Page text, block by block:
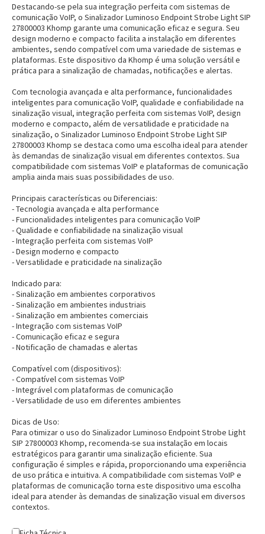
Entrega Flash
Cartão de crédito
Pagamento via Pix
Retire na Loja
Destacando-se pela sua integração perfeita com sistemas de
comunicação VoIP, o Sinalizador Luminoso Endpoint Strobe Light SIP
27800003 Khomp garante uma comunicação eficaz e segura. Seu
design moderno e compacto facilita a instalação em diferentes
ambientes, sendo compatível com uma variedade de sistemas e
plataformas. Este dispositivo da Khomp é uma solução versátil e
prática para a sinalização de chamadas, notificações e alertas.
Com tecnologia avançada e alta performance, funcionalidades
inteligentes para comunicação VoIP, qualidade e confiabilidade na
sinalização visual, integração perfeita com sistemas VoIP, design
moderno e compacto, além de versatilidade e praticidade na
sinalização, o Sinalizador Luminoso Endpoint Strobe Light SIP
27800003 Khomp se destaca como uma escolha ideal para atender
às demandas de sinalização visual em diferentes contextos. Sua
compatibilidade com sistemas VoIP e plataformas de comunicação
amplia ainda mais suas possibilidades de uso.
Principais características ou Diferenciais:
- Tecnologia avançada e alta performance
- Funcionalidades inteligentes para comunicação VoIP
- Qualidade e confiabilidade na sinalização visual
- Integração perfeita com sistemas VoIP
- Design moderno e compacto
- Versatilidade e praticidade na sinalização
Indicado para:
- Sinalização em ambientes corporativos
- Sinalização em ambientes industriais
- Sinalização em ambientes comerciais
- Integração com sistemas VoIP
- Comunicação eficaz e segura
- Notificação de chamadas e alertas
Compatível com (dispositivos):
- Compatível com sistemas VoIP
- Integrável com plataformas de comunicação
- Versatilidade de uso em diferentes ambientes
Dicas de Uso:
Para otimizar o uso do Sinalizador Luminoso Endpoint Strobe Light
SIP 27800003 Khomp, recomenda-se sua instalação em locais
estratégicos para garantir uma sinalização eficiente. Sua
configuração é simples e rápida, proporcionando uma experiência
de uso prática e intuitiva. A compatibilidade com sistemas VoIP e
plataformas de comunicação torna este dispositivo uma escolha
ideal para atender às demandas de sinalização visual em diversos
contextos.